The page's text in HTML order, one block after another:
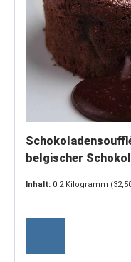
belgischer
Inhalt: 0.2 Kilogramm